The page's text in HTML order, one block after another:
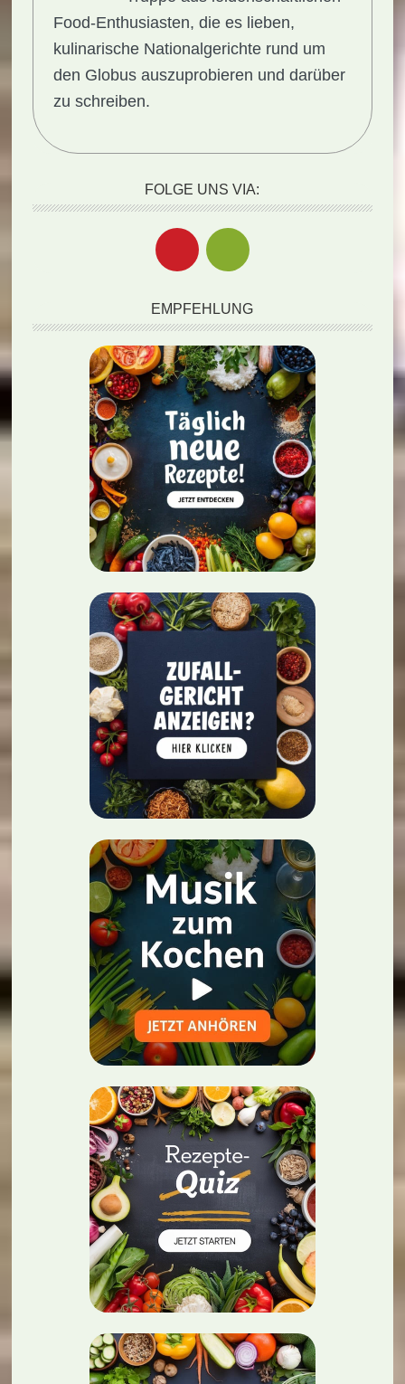
Food-Enthusiasten, die es lieben,
kulinarische Nationalgerichte rund um
den Globus auszuprobieren und darüber
zu schreiben.
FOLGE UNS VIA:
EMPFEHLUNG